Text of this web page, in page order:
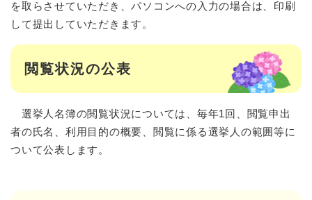
を取らさせていただき、パソコンへの入力の場合は、印刷
して提出していただきます。
閲覧状況の公表
選挙人名簿の閲覧状況については、毎年1回、閲覧申出
者の氏名、利用目的の概要、閲覧に係る選挙人の範囲等に
ついて公表します。